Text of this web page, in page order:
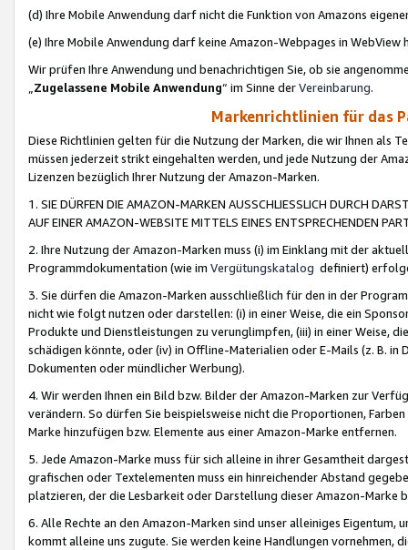
(d) Ihre Mobile Anwendung darf nicht die Funktion von Amazons
(e) Ihre Mobile Anwendung darf keine Amazon-Webpages in WebView
Wir prüfen Ihre Anwendung und benachrichtigen Sie, ob sie
„Zugelassene Mobile Anwendung“ im Sinne derVereinbarung.
Markenrichtlinien für das
Diese Richtlinien gelten für die Nutzung der Marken, die wir Ihnen als
müssen jederzeit strikt eingehalten werden, und jede Nutzung der
Lizenzen bezüglich Ihrer Nutzung der Amazon-Marken.
1. SIE DÜRFEN DIE AMAZON-MARKEN AUSSCHLIESSLICH DURCH
AUF EINER AMAZON-WEBSITE MITTELS EINES ENTSPRECHENDEN
2. Ihre Nutzung der Amazon-Marken muss (i) im Einklang mit der
Programmdokumentation (wie im Vergütungskatalog definiert)
3. Sie dürfen die Amazon-Marken ausschließlich für den in der
nicht wie folgt nutzen oder darstellen: (i) in einer Weise, die ein
Produkte und Dienstleistungen zu verunglimpfen, (iii) in einer Weise,
schädigen könnte, oder (iv) in Offline-Materialien oder E-Mails (z. B. in
Dokumenten oder mündlicher Werbung).
4. Wir werden Ihnen ein Bild bzw. Bilder der Amazon-Marken zur
verändern. So dürfen Sie beispielsweise nicht die Proportionen,
Marke hinzufügen bzw. Elemente aus einer Amazon-Marke entfernen.
5. Jede Amazon-Marke muss für sich alleine in ihrer Gesamtheit
grafischen oder Textelementen muss ein hinreichender Abstand
platzieren, der die Lesbarkeit oder Darstellung dieser Amazon-Marke
6. Alle Rechte an den Amazon-Marken sind unser alleiniges
kommt alleine uns zugute. Sie werden keine Handlungen vornehmen,